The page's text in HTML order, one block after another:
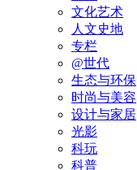
文化艺术
人文史地
专栏
@世代
生态与环保
时尚与美容
设计与家居
光影
科玩
科普